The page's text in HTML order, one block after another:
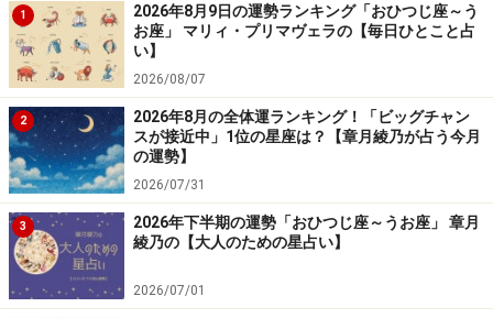
1
2026年8月9日の運勢ランキング「おひつじ座～う
お座」 マリィ・プリマヴェラの【毎日ひとこと占
い】
2026/08/07
2
2026年8月の全体運ランキング！「ビッグチャン
スが接近中」1位の星座は？【章月綾乃が占う今月
の運勢】
2026/07/31
3
2026年下半期の運勢「おひつじ座～うお座」 章月
綾乃の【大人のための星占い】
2026/07/01